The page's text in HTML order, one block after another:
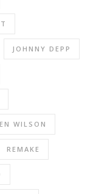
JOHNNY DEPP
WILSON
REMAKE